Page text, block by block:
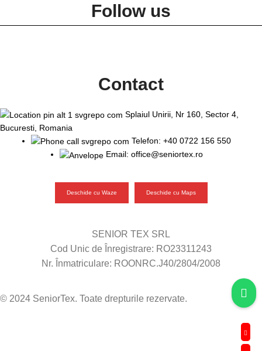
Follow us
Contact
Splaiul Unirii, Nr 160, Sector 4,
Bucuresti, Romania
Telefon: +40 0722 156 550
Email: office@seniortex.ro
Deschide cu Waze Deschide cu Maps
SENIOR TEX SRL
Cod Unic de Înregistrare: RO23311243
Nr. Înmatriculare: ROONRC.J40/2804/2008
© 2024 SeniorTex. Toate drepturile rezervate.